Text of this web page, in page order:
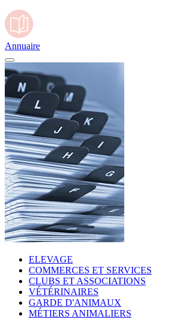
Annuaire
ELEVAGE
COMMERCES ET SERVICES
CLUBS ET ASSOCIATIONS
VÉTÉRINAIRES
GARDE D'ANIMAUX
MÉTIERS ANIMALIERS